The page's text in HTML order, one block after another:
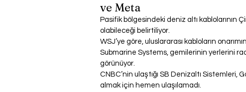
ve Meta
Pasifik bölgesindeki deniz altı kablolarının
olabileceği belirtiliyor.
WSJ’ye göre, uluslararası kabloların
Submarine Systems, gemilerinin yerlerini
görünüyor.
CNBC’nin ulaştığı SB Denizaltı Sistemleri,
almak için hemen ulaşılamadı.